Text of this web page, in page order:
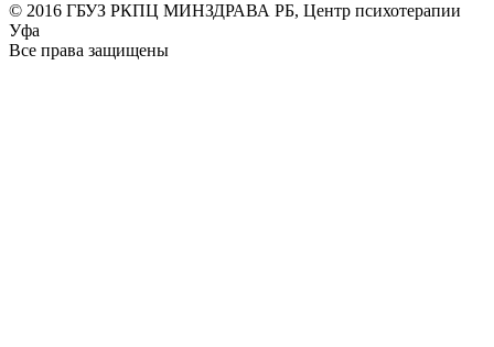
© 2016 ГБУЗ РКПЦ МИНЗДРАВА РБ, Центр психотерапии
Уфа
Все права защищены